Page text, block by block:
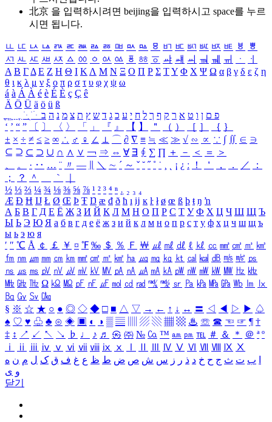
北京 을 입력하시려면 beijing을 입력하시고 space를 누르
시면 됩니다.
ㅥ ㅦ ㅧ ㅨ ㅩ ㅪ ㅫ ㅬ ㅭ ㅮ ㅯ ㅰ ㅱ ㅲ ㅳ ㅴ ㅵ ㅶ ㅷ ㅸ
ㅹ
ㅺ ㅻ ㅼ ㅽ ㅾ ㅿ ㆀ ㆁ ㆂ ㆃ ㆄ ㆅ ㆆ ㆇ ㆈ ㆉ ㆊ ㆋ ㆌ ㆍ
ㆎ
Α Β ΓΔ Ε Ζ Η Θ Ι ΚΛ Μ Ν Ξ Ο Π Ρ Σ ΤΥ Φ Χ Ψ Ω α β γ δ ε ζ η
θ ι κ λ μ ν ξ ο π ρ σ τ υ φ χ ψ ω
á à Á À é è É È ç Ç ê
Ä Ö Ü ä ö ü ß
ִֶֹ ֻּ ׁׂ פ ם ן ו ט א ר ק ף ך ל ח י ע כ ג ד ש ץ ת צ מ נ ה ב
‘ ’ “ ” 〔 〕 〈 〉 「 」 『 』 【 】 ＂ （ ） ［ ］ ｛ ｝
± × ÷ ≠ ≤ ≥ ∞ ∴ ♂ ♀ ∠ ⊥ ⌒ ∂ ∇ ≡ ≒ ≪ ≫ √ ∽ ∝ ∵ ∫ ∬ ∈ ∋
⊆ ⊇ ⊂ ⊃ ∪ ∩ ∧ ∨ ￢ ⇒ ⇔ ∀ ∃ ∮ ∑ ∏ ＋ － ＜ ＝
＞
、
。 · ‥ … ¨ 〃 ― ＼ ∼ ´ ～ ˇ ˘ ˝ ˚ ˙ ¸ ¡ ¿ ː ！ ＇ ， ． ／
：
；
？ ＾ ｀
½ ⅓ ⅔ ¼ ¾ ⅛ ⅜ ⅝ ⅞ ¹ ² ³ ⁴ ⁿ ₁ ₂ ₃ ₄
Æ Ð Ħ Ĳ Ł Ø Œ Þ Ŧ Ŋ æ đ ð ħ ı ĳ ĸ ŀ ł ø œ ß þ ŧ ŋ ŉ
А Б В Г Д Е Ё Ж З И Й К Л М Н О П Р С Т У Ф Х Ц Ч Ш Щ Ъ
Ы Ь Э Ю Я а б в г д е ё ж з и й к л м н о п р с т у ф х ц ч ш щ ъ
ы ь э ю я
′ ″ ℃ Å ￠ ￡ ￥ ¤ ℉ ‰ ＄ ％ Ｆ ￦ ㎕ ㎖ ㎗ ℓ ㎘ ㏄ ㎣ ㎤ ㎥ ㎦
㎙ ㎚ ㎛ ㎜ ㎝ ㎞ ㎟ ㎠ ㎡ ㎢ ㏊ ㎍ ㎎ ㎏ ㏏ ㎈ ㎉ ㏈ ㎧ ㎨ ㎰
㎱ ㎲ ㎳ ㎴ ㎵ ㎶ ㎷ ㎸ ㎹ ㎀ ㎁ ㎂ ㎃ ㎄ ㎺ ㎻ ㎽ ㎾ ㎿ ㎐ ㎑
㎒ ㎓ ㎔ Ω ㏀ ㏁ ㎊ ㎋ ㎌ ㏖ ㏅ ㎭ ㎮ ㎯ ㏛ ㎩ ㎪ ㎫ ㎬ ㏝ ㏐
㏓
㏃ ㏉ ㏜ ㏆
§ ※ ☆ ★ ○ ● ◎ ◇ ◆ □ ■ △ ▽ → ← ↑ ↓ ↔ 〓 ◁ ◀ ▷ ▶ ♤
♠ ♡ ♥ ♧ ♣ ⊙ ◈ ▣ ◐ ◑ ▒ ▤ ▨ ▧ ▦ ▩ ♨ ☏ ☎ ☜ ☞ ¶ †
‡ ↕ ↗ ↙ ↖ ↘ ♭ ♩ ♪ ♬ ㉿ ㈜ № ㏇ ™ ㏂ ㏘ ℡ ＃ ＆ ＊ ＠ ª º
ⅰ
ⅱ ⅲ ⅳ ⅴ ⅵ ⅶ ⅷ ⅸ ⅹ Ⅳ Ⅴ Ⅵ Ⅶ Ⅷ Ⅸ Ⅹ
ب ت ث ج ح خ د ذ ر ز س ش ص ض ط ظ ع غ ف ق ک ل م ن ه
و ی
닫기